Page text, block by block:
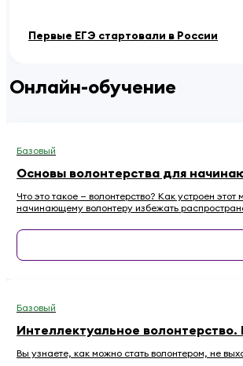
Первые ЕГЭ стартовали в России
Онлайн-обучение
Базовый
Основы волонтерства для
Что это такое — волонтерство? Как устроен
начинающему волонтеру избежать
Базовый
Интеллектуальное волонтерство.
Вы узнаете, как можно стать волонтером, не